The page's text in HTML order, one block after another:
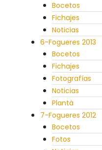
Bocetos
Fichajes
Noticias
6-Fogueres 2013
Bocetos
Fichajes
Fotografías
Noticias
Plantà
7-Fogueres 2012
Bocetos
Fotos